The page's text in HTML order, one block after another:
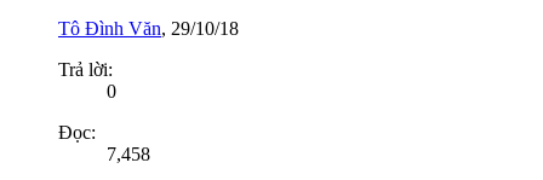
Tô Đình Văn, 29/10/18
Trả lời:
0
Đọc:
7,458